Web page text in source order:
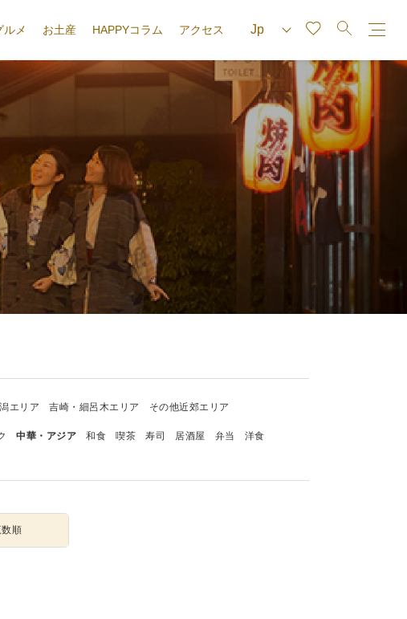
ルメ お土産 HAPPYコラム アクセス
エリア 吉崎・細呂木エリア その他近郊エリア
中華・アジア 和食 喫茶 寿司 居酒屋 弁当
洋食
数順